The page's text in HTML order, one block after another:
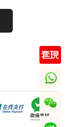
whatsapp